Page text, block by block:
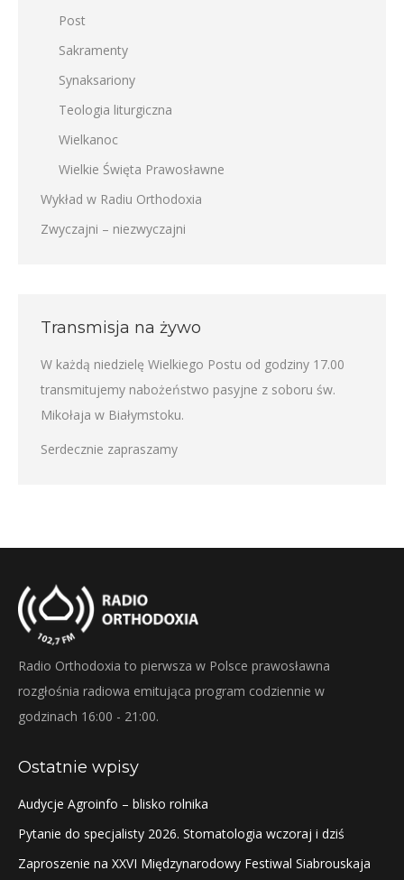
Post
Sakramenty
Synaksariony
Teologia liturgiczna
Wielkanoc
Wielkie Święta Prawosławne
Wykład w Radiu Orthodoxia
Zwyczajni – niezwyczajni
Transmisja na żywo
W każdą niedzielę Wielkiego Postu od godziny 17.00
transmitujemy nabożeństwo pasyjne z soboru św.
Mikołaja w Białymstoku.
Serdecznie zapraszamy
Radio Orthodoxia to pierwsza w Polsce prawosławna
rozgłośnia radiowa emitująca program codziennie w
godzinach 16:00 - 21:00.
Ostatnie wpisy
Audycje Agroinfo – blisko rolnika
Pytanie do specjalisty 2026. Stomatologia wczoraj i dziś
Zaproszenie na XXVI Międzynarodowy Festiwal Siabrouskaja